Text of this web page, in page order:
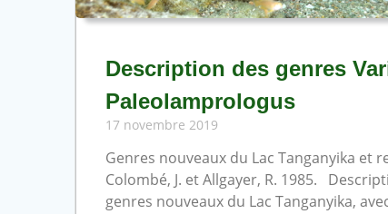
Description des genres
Paleolamprologus
17 novembre 2019
Genres nouveaux du Lac Tanganyika
Colombé, J. et Allgayer, R. 1985.
genres nouveaux du Lac Tanganyika,